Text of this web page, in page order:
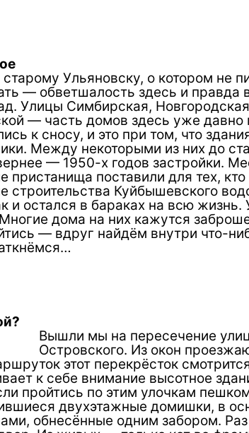
Ульяновску, о котором не
— обветшалость здесь и правда
Улицы Симбирская,
— часть домов здесь уже давно
к сносу, и это при том, что
Между некоторыми из них до
— 1950-х годов застройки.
пристанища поставили для тех,
строительства Куйбышевского
и остался в бараках на всю
дома на них кажутся
— вдруг найдём внутри что-
Вышли мы на пересечение
Островского. Из окон
этот перекрёсток
к себе внимание высотное
пройтись по этим улочкам
двухэтажные домишки, в
обнесённые одним забором.